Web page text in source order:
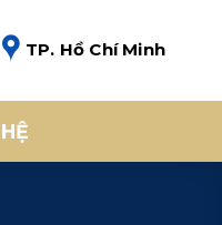
TP. Hồ Chí Minh